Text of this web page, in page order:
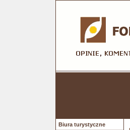
Biura turystyczne